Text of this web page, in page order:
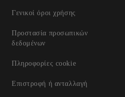
Γενικοί όροι χρήσης
Προστασία προσωπικών
δεδομένων
Πληροφορίες cookie
Επιστροφή ή ανταλλαγή